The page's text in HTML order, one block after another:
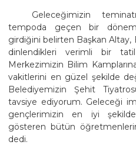
Geleceğimizin
tempoda geçen bir
girdiğini belirten Başkan Altay,
dinlendikleri verimli bir
Merkezimizin Bilim
vakitlerini en güzel şekilde
Belediyemizin Şehit
tavsiye ediyorum. Geleceği
gençlerimizin en iyi
gösteren bütün
dedi.